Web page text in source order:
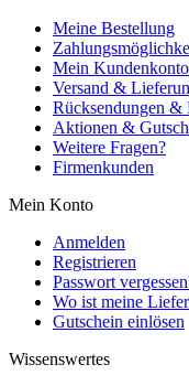
Meine Bestellung
Mein Kundenkonto
Versand &
Rücksendungen &
Aktionen &
Weitere Fragen?
Firmenkunden
Mein Konto
Anmelden
Registrieren
Passwort
Wo ist meine
Gutschein einlösen
Wissenswertes